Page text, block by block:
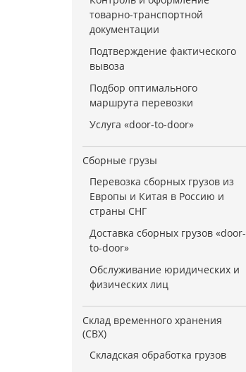
товарно-транспортной
документации
Подтверждение фактического
вывоза
Подбор оптимального
маршрута перевозки
Услуга «door-to-door»
Сборные грузы
Перевозка сборных грузов из
Европы и Китая в Россию и
страны СНГ
Доставка сборных грузов «door-
to-door»
Обслуживание юридических и
физических лиц
Склад временного хранения
(СВХ)
Складская обработка грузов